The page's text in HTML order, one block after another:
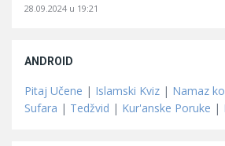
28.09.2024 u 19:21
ANDROID
Pitaj Učene | Islamski Kviz | Namaz
Sufara | Tedžvid | Kur'anske Poruke |